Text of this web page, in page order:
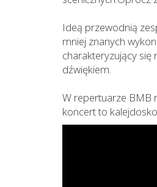
Ideą przewodnią
mniej znanych
charakteryzujący
dźwiękiem.
W repertuarze BMB
koncert to